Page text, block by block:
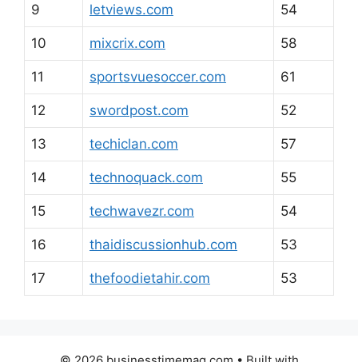
9 letviews.com 54
10 mixcrix.com 58
11 sportsvuesoccer.com 61
12 swordpost.com 52
13 techiclan.com 57
14 technoquack.com 55
15 techwavezr.com 54
16 thaidiscussionhub.com 53
17 thefoodietahir.com 53